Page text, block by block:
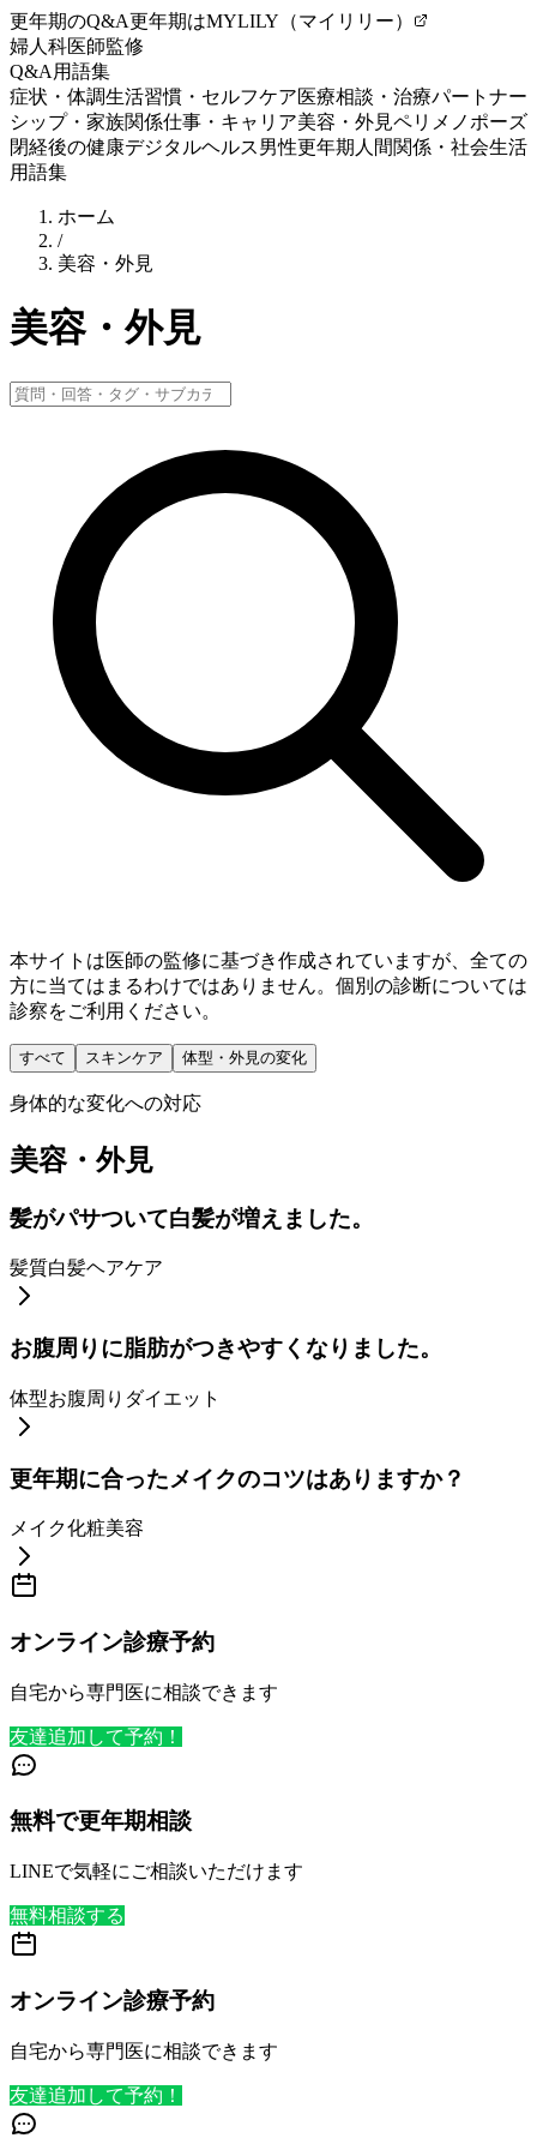
更年期のQ&A更年期はMYLILY（マイリリー）
婦人科医師監修
Q&A 用語集
症状・体調生活習慣・セルフケア医療相談・治療パートナー
シップ・家族関係仕事・キャリア美容・外見ペリメノポーズ
閉経後の健康デジタルヘルス男性更年期 人間関係・社会生活
用語集
ホーム
/
美容・外見
美容・外見
本サイトは医師の監修に基づき作成されていますが、全ての
方に当てはまるわけではありません。個別の診断については
診察をご利用ください。
すべて スキンケア 体型・外見の変化
身体的な変化への対応
美容・外見
髪がパサついて白髪が増えました。
髪質白髪ヘアケア
お腹周りに脂肪がつきやすくなりました。
体型お腹周り ダイエット
更年期に合ったメイクのコツはありますか？
メイク化粧美容
オンライン診療予約
自宅から専門医に相談できます
友達追加して予約！
無料で更年期相談
LINEで気軽にご相談いただけます
無料相談する
オンライン診療予約
自宅から専門医に相談できます
友達追加して予約！